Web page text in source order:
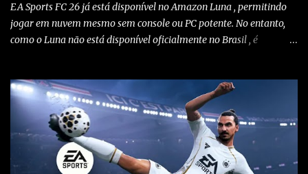
EA Sports FC 26 já está disponível no Amazon Luna , permitindo
jogar em nuvem mesmo sem console ou PC potente. No entanto,
como o Luna não está disponível oficialmente no Brasil , é
1️⃣ Alterar a região da conta Amazon Acesse sua conta Amazon em
amazon.com . Vá em “Sua Conta” > “Gerenciar Conteúdo e
Dispositivos” . No menu “Preferências” , altere o país/região para
Estados Unidos . Salve as alterações. Você também precisará ter
um endereço nos EUA , mesmo que fictício. Altere seu endereço
aqui . Eu uso endereço de sites de importação e você pode usar o